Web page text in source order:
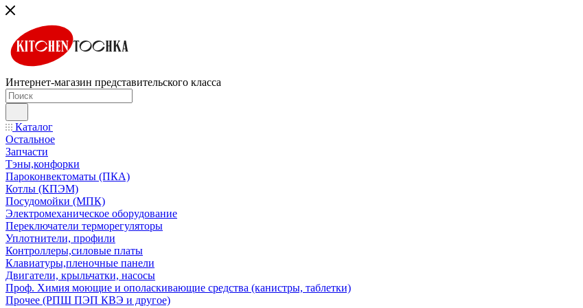
Интернет-магазин представительского класса
Каталог
Остальное
Запчасти
Тэны,конфорки
Пароконвектоматы (ПКА)
Котлы (КПЭМ)
Посудомойки (МПК)
Электромеханическое оборудование
Переключатели терморегуляторы
Уплотнители, профили
Контроллеры,силовые платы
Клавиатуры,пленочные панели
Двигатели, крыльчатки, насосы
Проф. Химия моющие и ополаскивающие средства (канистры, таблетки)
Прочее (РПШ ПЭП КВЭ и другое)